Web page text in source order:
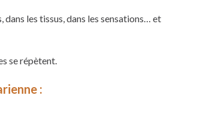
les tissus, dans les sensations… et
se répètent.
: